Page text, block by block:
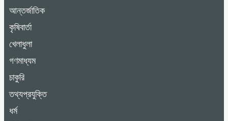
আন্তর্জাতিক
কৃষিবার্তা
খেলাধুলা
গণমাধ্যম
চাকুরি
তথ্যপ্রযুক্তি
ধর্ম